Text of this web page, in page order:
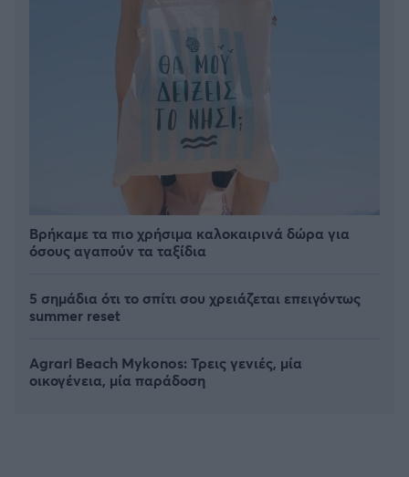
Βρήκαμε τα πιο χρήσιμα καλοκαιρινά δώρα για
όσους αγαπούν τα ταξίδια
5 σημάδια ότι το σπίτι σου χρειάζεται επειγόντως
summer reset
Agrari Beach Mykonos: Τρεις γενιές, μία
οικογένεια, μία παράδοση